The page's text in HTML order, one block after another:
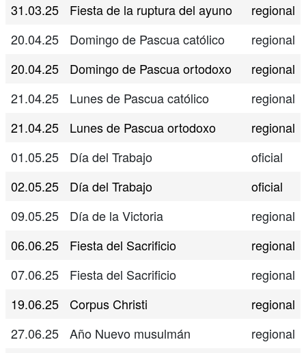
31.03.25
Fiesta de la ruptura del ayuno
regional
20.04.25
Domingo de Pascua católico
regional
20.04.25
Domingo de Pascua ortodoxo
regional
21.04.25
Lunes de Pascua católico
regional
21.04.25
Lunes de Pascua ortodoxo
regional
01.05.25
Día del Trabajo
oficial
02.05.25
Día del Trabajo
oficial
09.05.25
Día de la Victoria
regional
06.06.25
Fiesta del Sacrificio
regional
07.06.25
Fiesta del Sacrificio
regional
19.06.25
Corpus Christi
regional
27.06.25
Año Nuevo musulmán
regional